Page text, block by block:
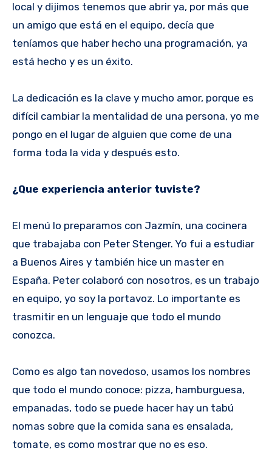
local y dijimos tenemos que abrir ya, por más que
un amigo que está en el equipo, decía que
teníamos que haber hecho una programación, ya
está hecho y es un éxito.
La dedicación es la clave y mucho amor, porque es
difícil cambiar la mentalidad de una persona, yo me
pongo en el lugar de alguien que come de una
forma toda la vida y después esto.
¿Que experiencia anterior tuviste?
El menú lo preparamos con Jazmín, una cocinera
que trabajaba con Peter Stenger. Yo fui a estudiar
a Buenos Aires y también hice un master en
España. Peter colaboró con nosotros, es un trabajo
en equipo, yo soy la portavoz. Lo importante es
trasmitir en un lenguaje que todo el mundo
conozca.
Como es algo tan novedoso, usamos los nombres
que todo el mundo conoce: pizza, hamburguesa,
empanadas, todo se puede hacer hay un tabú
nomas sobre que la comida sana es ensalada,
tomate, es como mostrar que no es eso.